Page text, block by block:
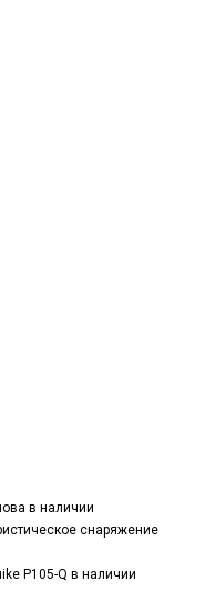
в наличии
снаряжение
P105-Q в наличии